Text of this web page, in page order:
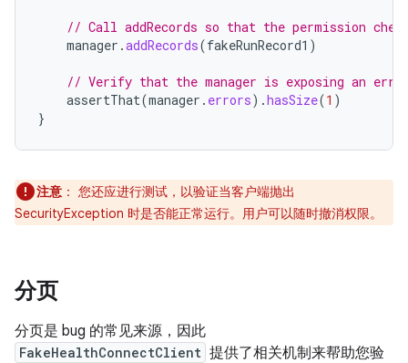
// Call addRecords so that the permission
manager .addRecords(fakeRunRecord1 )
// Verify that the manager is exposing an
assertThat(manager . errors).hasSize(1 )
}
注意 ： 您还应进行测试，以验证当客户端抛出
SecurityException 时是否能正常运行。用户可以随时撤消权限。
分页
分页是 bug 的常见来源，因此
FakeHealthConnectClient 提供了相关机制来帮助您验